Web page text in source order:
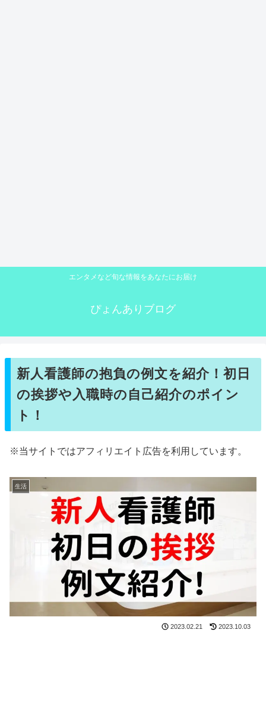
エンタメなど旬な情報をあなたにお届け
ぴょんありブログ
新人看護師の抱負の例文を紹介！初日
の挨拶や入職時の自己紹介のポイン
ト！
※当サイトではアフィリエイト広告を利用しています。
生活
2023.02.21 2023.10.03